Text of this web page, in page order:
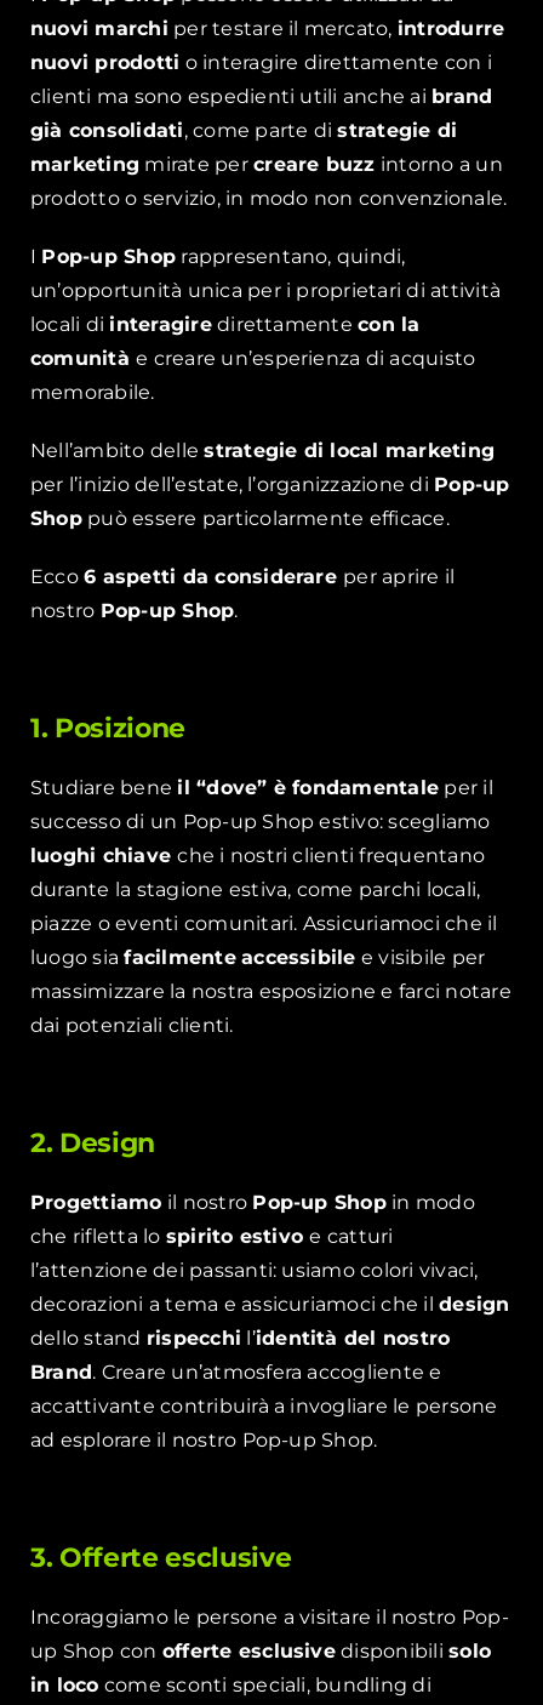
nuovi marchi per testare il mercato, introdurre
nuovi prodotti o interagire direttamente con i
clienti ma sono espedienti utili anche ai brand
già consolidati, come parte distrategie di
marketing mirate percreare buzz intorno a un
prodotto o servizio, in modo non convenzionale.
I Pop-up Shop rappresentano, quindi,
un’opportunità unica per i proprietari di attività
locali diinteragiredirettamentecon la
comunitàe creare un’esperienza di acquisto
memorabile.
Nell’ambito dellestrategie di local marketing
per l’inizio dell’estate, l’organizzazione di Pop-up
Shoppuò essere particolarmente efficace.
Ecco6 aspetti da considerare per aprire il
nostro Pop-up Shop.
1. Posizione
Studiare beneil “dove” è fondamentale per il
successo di un Pop-up Shop estivo: scegliamo
luoghi chiaveche i nostri clienti frequentano
durante la stagione estiva, come parchi locali,
piazze o eventi comunitari. Assicuriamoci che il
luogo siafacilmente accessibile e visibile per
massimizzare la nostra esposizione e farci notare
dai potenziali clienti.
2. Design
Progettiamo il nostro Pop-up Shopin modo
che rifletta lo spirito estivoe catturi
l’attenzione dei passanti: usiamo colori vivaci,
decorazioni a tema e assicuriamoci che ildesign
dello stand rispecchi l’identità del nostro
Brand. Creare un’atmosfera accogliente e
accattivante contribuirà a invogliare le persone
ad esplorare il nostro Pop-up Shop.
3. Offerte esclusive
Incoraggiamo le persone a visitare il nostro Pop-
up Shop con offerte esclusivedisponibilisolo
in loco come sconti speciali, bundling di